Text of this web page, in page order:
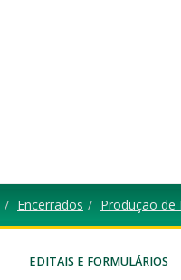
Encerrados Produção de
EDITAIS E FORMULÁRIOS